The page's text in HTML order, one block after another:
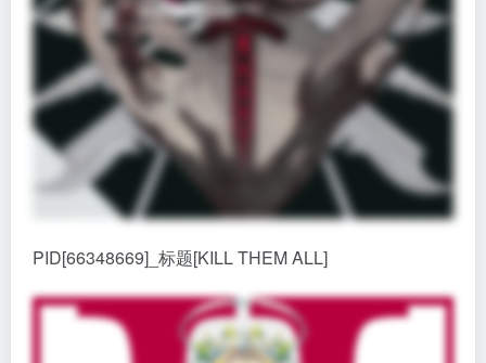
PID[66348669]_标题[KILL THEM ALL]